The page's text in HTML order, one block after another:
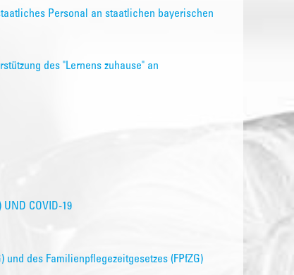
Personal an staatlichen bayerischen
des "Lernens zuhause" an
UND COVID-19
des Familienpflegezeitgesetzes (FPfZG)